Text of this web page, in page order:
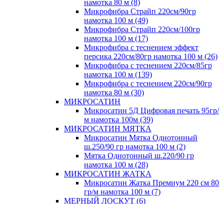
намотка 80 м (8)
Микрофибра Страйп 220см/90гр
намотка 100 м (49)
Микрофибра Страйп 220см/100гр
намотка 100 м (17)
Микрофибра с теснением эффект
персика 220см/80гр намотка 100 м (26)
Микрофибра с теснением 220см/85гр
намотка 100 м (139)
Микрофибра с теснением 220см/90гр
намотка 80 м (30)
МИКРОСАТИН
Микросатин 5Д Цифровая печать 95гр/
м намотка 100м (39)
МИКРОСАТИН МЯТКА
Микросатин Мятка Однотонный
ш.250/90 гр намотка 100 м (2)
Мятка Однотонный ш.220/90 гр
намотка 100 м (28)
МИКРОСАТИН ЖАТКА
Микросатин Жатка Премиум 220 см 80
гр/м намотка 100 м (7)
МЕРНЫЙ ЛОСКУТ (6)